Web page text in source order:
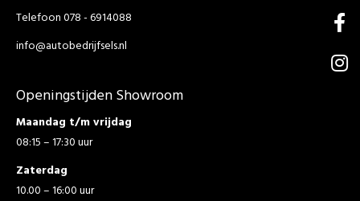
Telefoon 078 - 6914088
info@autobedrijfsels.nl
Openingstijden Showroom
Maandag t/m vrijdag
08:15 – 17:30 uur
Zaterdag
10.00 – 16:00 uur